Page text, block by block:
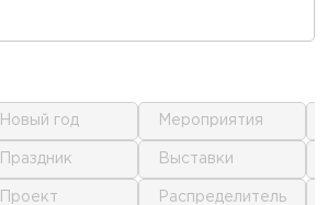
новый год
праздник
проект
мероприятия
выставки
распределитель